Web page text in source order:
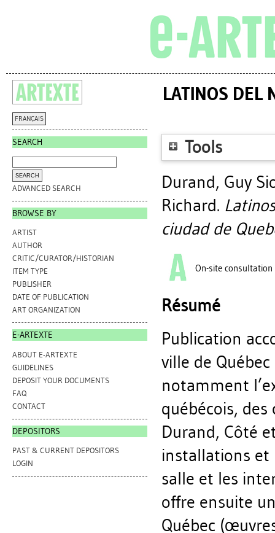
FRANÇAIS
SEARCH
ADVANCED SEARCH
BROWSE BY
ARTIST
AUTHOR
CRITIC/CURATOR/HISTORIAN
ITEM TYPE
PUBLISHER
DATE OF PUBLICATION
ART ORGANIZATION
E-ARTEXTE
ABOUT E-ARTEXTE
GUIDELINES
DEPOSIT YOUR DOCUMENTS
FAQ
CONTACT
DEPOSITORS
PAST & CURRENT DEPOSITORS
LOGIN
LATINOS DEL
Tools
Durand, Guy
Richard.
ciudad de
On-site consultation
Résumé
Publication
ville de
notamment
québécois,
Durand, Côté
installations et
salle et les
offre ensuite
Québec